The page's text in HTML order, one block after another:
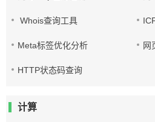
Whois查询工具
Meta标签优化分析 网
HTTP状态码查询
计算